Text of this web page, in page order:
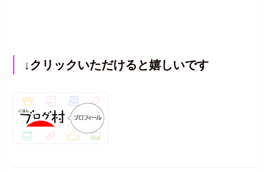
↓クリックいただけると嬉しいです